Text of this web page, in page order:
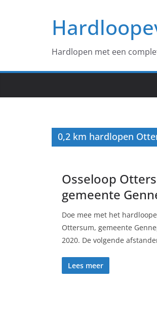
Hardlopen met een
0,2 km hardlopen
Osseloop
gemeente
Doe mee met het
Ottersum, gemeente
2020. De volgende
Lees meer